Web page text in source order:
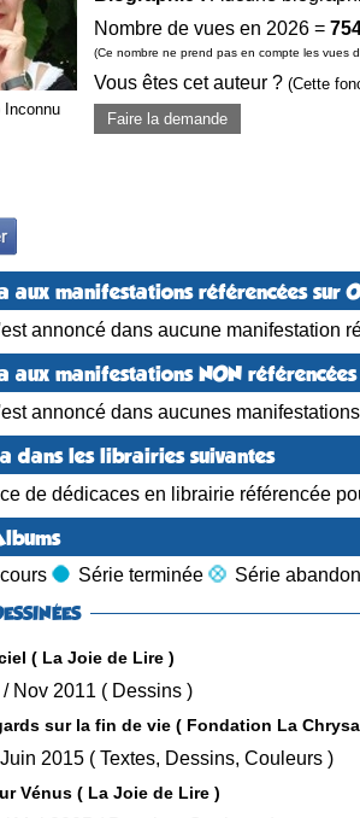
Nombre de vues en 2026 =
(Ce nombre ne prend pas en compte les vues
Vous êtes cet auteur ? (Cette
Faire la demande
aux manifestations référencées sur
annoncé dans aucune manifestation
aux manifestations NON
annoncé dans aucunes
dans les librairies suivantes
de dédicaces en librairie référencée
Série terminée Série
Les Gratte-ciel ( La Joie de Lire )
• OneShot / Nov 2011 ( Dessins )
sur la fin de vie ( Fondation La
• Tome 2 / Juin 2015 ( Textes, Dessins, Couleurs )
Vénus ( La Joie de Lire )